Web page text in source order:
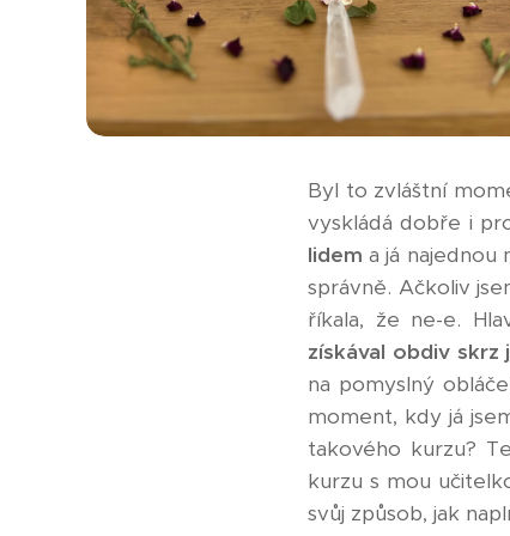
Byl to zvláštní
vyskládá dobře i
lidem a já
správně. Ačkoliv
říkala, že ne-e.
získával obdiv skrz
na pomyslný
moment, kdy já
takového kurzu?
kurzu s mou
svůj způsob, jak